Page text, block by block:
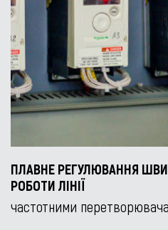
ПЛАВНЕ РЕГУЛЮВАННЯ
РОБОТИ ЛІНІЇ
частотними